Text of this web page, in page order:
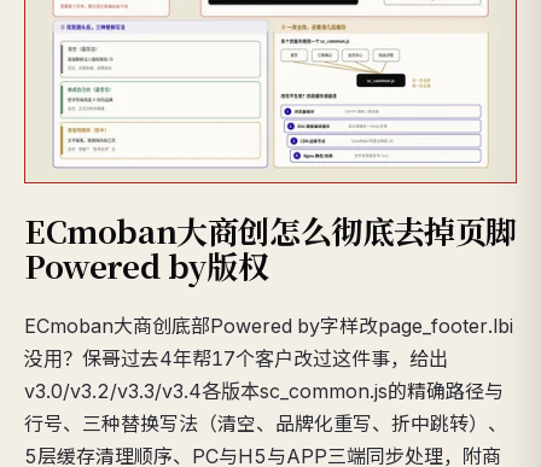
ECmoban大商创怎么彻底去掉页脚
Powered by版权
ECmoban大商创底部Powered by字样改page_footer.lbi
没用？保哥过去4年帮17个客户改过这件事，给出
v3.0/v3.2/v3.3/v3.4各版本sc_common.js的精确路径与
行号、三种替换写法（清空、品牌化重写、折中跳转）、
5层缓存清理顺序、PC与H5与APP三端同步处理，附商